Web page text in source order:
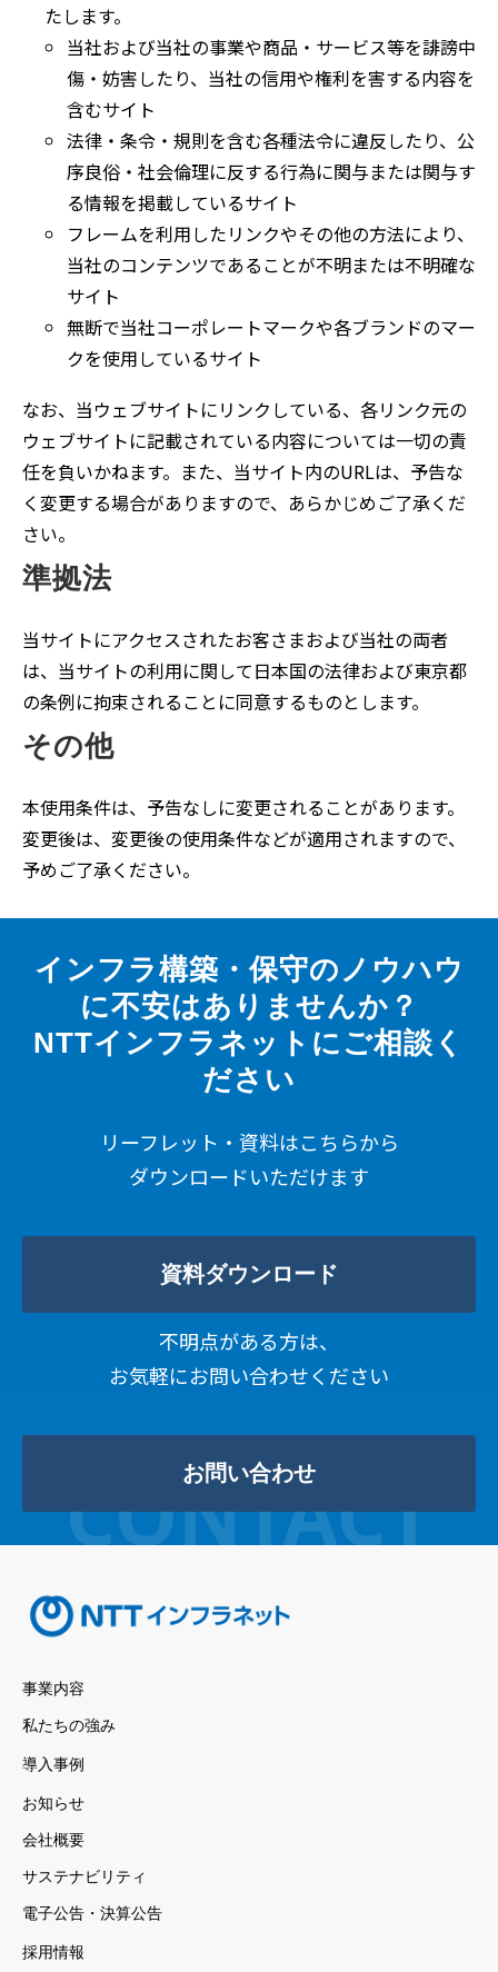
たします。
当社および当社の事業や商品・サービス等を誹謗中
傷・妨害したり、当社の信用や権利を害する内容を
含むサイト
法律・条令・規則を含む各種法令に違反したり、公
序良俗・社会倫理に反する行為に関与または関与す
る情報を掲載しているサイト
フレームを利用したリンクやその他の方法により、
当社のコンテンツであることが不明または不明確な
サイト
無断で当社コーポレートマークや各ブランドのマー
クを使用しているサイト
なお、当ウェブサイトにリンクしている、各リンク元の
ウェブサイトに記載されている内容については一切の責
任を負いかねます。また、当サイト内のURLは、予告な
く変更する場合がありますので、あらかじめご了承くだ
さい。
準拠法
当サイトにアクセスされたお客さまおよび当社の両者
は、当サイトの利用に関して日本国の法律および東京都
の条例に拘束されることに同意するものとします。
その他
本使用条件は、予告なしに変更されることがあります。
変更後は、変更後の使用条件などが適用されますので、
予めご了承ください。
インフラ構築・保守のノウハウ
に不安はありませんか？
NTTインフラネットにご相談く
ださい
リーフレット・資料はこちらから
ダウンロードいただけます
資料ダウンロード
不明点がある方は、
お気軽にお問い合わせください
お問い合わせ
事業内容
私たちの強み
導入事例
お知らせ
会社概要
サステナビリティ
電子公告・決算公告
採用情報